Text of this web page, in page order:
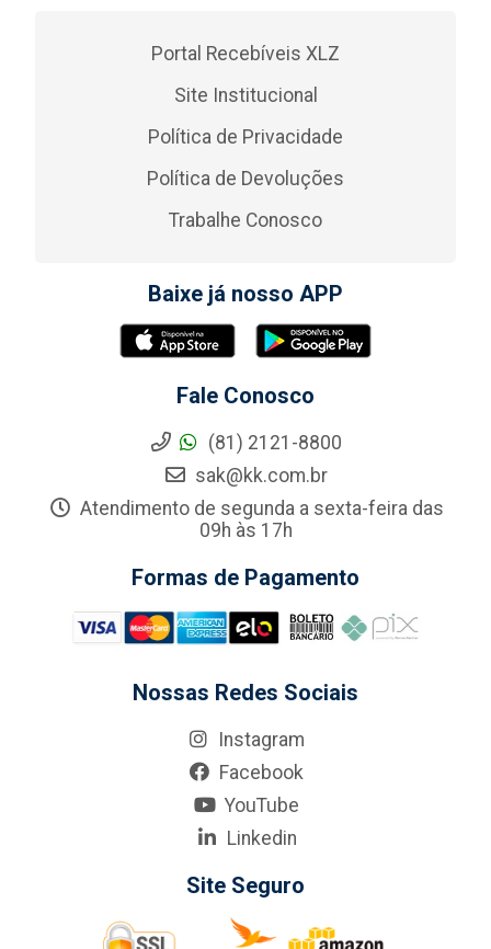
Portal Recebíveis XLZ
Site Institucional
Política de Privacidade
Política de Devoluções
Trabalhe Conosco
Baixe já nosso APP
Fale Conosco
(81) 2121-8800
sak@kk.com.br
Atendimento de segunda a sexta-feira das
09h às 17h
Formas de Pagamento
Nossas Redes Sociais
Instagram
Facebook
YouTube
Linkedin
Site Seguro